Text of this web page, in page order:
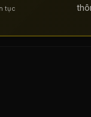
tục